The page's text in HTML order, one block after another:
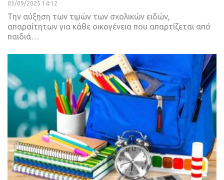
03/09/2025 14:12
Την αύξηση των τιμών των σχολικών ειδών,
απαραίτητων για κάθε οικογένεια που απαρτίζεται από
παιδιά…